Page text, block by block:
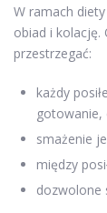
W ramach
obiad i kolację.
przestrzegać:
każdy
gotowanie,
smażenie
między
dozwolone